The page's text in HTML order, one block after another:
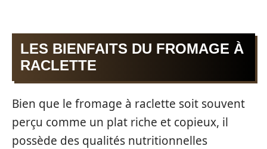
LES BIENFAITS DU FROMAGE À
RACLETTE
Bien que le fromage à raclette soit souvent
perçu comme un plat riche et copieux, il
possède des qualités nutritionnelles